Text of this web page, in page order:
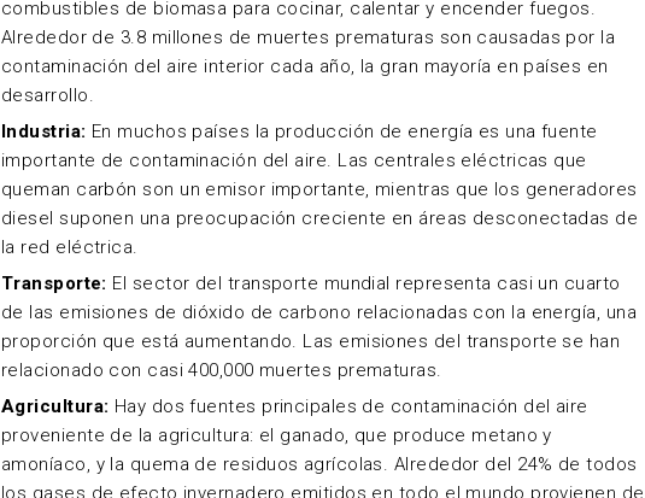
combustibles de biomasa para cocinar, calentar y encender fuegos.
Alrededor de 3.8 millones de muertes prematuras son causadas por la
contaminación del aire interior cada año, la gran mayoría en países en
desarrollo.
Industria: En muchos países la producción de energía es una fuente
importante de contaminación del aire. Las centrales eléctricas que
queman carbón son un emisor importante, mientras que los generadores
diesel suponen una preocupación creciente en áreas desconectadas de
la red eléctrica.
Transporte: El sector del transporte mundial representa casi un cuarto
de las emisiones de dióxido de carbono relacionadas con la energía, una
proporción que está aumentando. Las emisiones del transporte se han
relacionado con casi 400,000 muertes prematuras.
Agricultura: Hay dos fuentes principales de contaminación del aire
proveniente de la agricultura: el ganado, que produce metano y
amoníaco , y la quema de residuos agrícolas. Alrededor del 24% de todos
los gases de efecto invernadero emitidos en todo el mundo provienen de